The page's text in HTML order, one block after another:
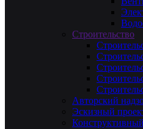
Строительство
Авторский
Эскизный